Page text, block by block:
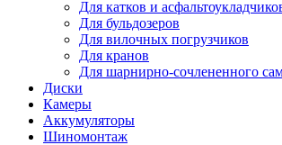
Для катков и
Для бульдозеров
Для вилочных погрузчиков
Для кранов
Для шарнирно-сочлененного
Диски
Камеры
Аккумуляторы
Шиномонтаж